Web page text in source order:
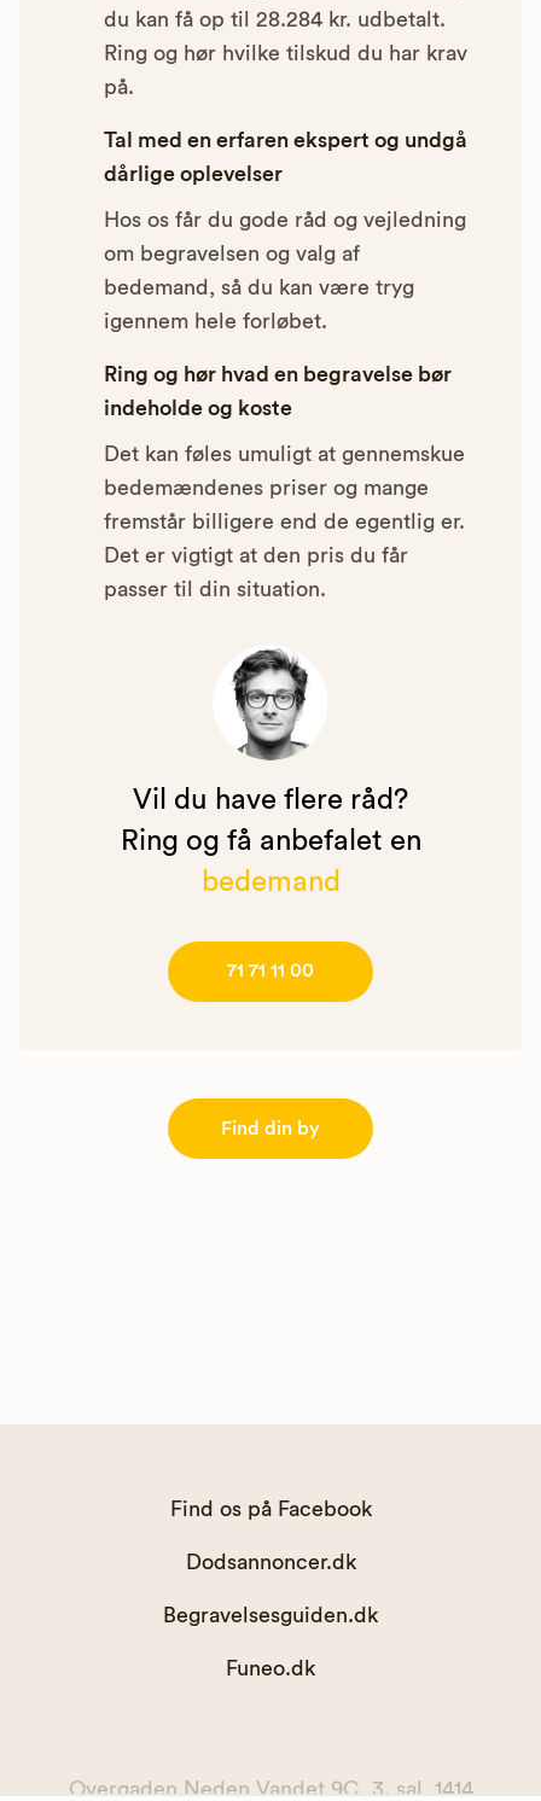
du kan få op til 28.284 kr. udbetalt.
Ring og hør hvilke tilskud du har krav
på.
Tal med en erfaren ekspert og undgå
dårlige oplevelser
Hos os får du gode råd og vejledning
om begravelsen og valg af
bedemand, så du kan være tryg
igennem hele forløbet.
Ring og hør hvad en begravelse bør
indeholde og koste
Det kan føles umuligt at gennemskue
bedemændenes priser og mange
fremstår billigere end de egentlig er.
Det er vigtigt at den pris du får
passer til din situation.
Vil du have flere råd?
Ring og få anbefalet en
bedemand
71 71 11 00
Find din by
Find os på Facebook
Dodsannoncer.dk
Begravelsesguiden.dk
Funeo.dk
Overgaden Neden Vandet 9C, 3. sal, 1414